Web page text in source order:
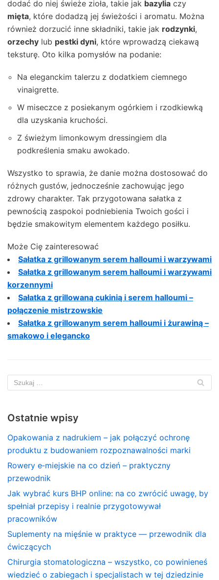
dodać do niej świeże zioła, takie jak bazylia czy
mięta, które dodadzą jej świeżości i aromatu. Można
również dorzucić inne składniki, takie jak rodzynki,
orzechy lub pestki dyni, które wprowadzą ciekawą
teksturę. Oto kilka pomysłów na podanie:
Na eleganckim talerzu z dodatkiem ciemnego
vinaigrette.
W miseczce z posiekanym ogórkiem i rzodkiewką
dla uzyskania kruchości.
Z świeżym limonkowym dressingiem dla
podkreślenia smaku awokado.
Wszystko to sprawia, że danie można dostosować do
różnych gustów, jednocześnie zachowując jego
zdrowy charakter. Tak przygotowana sałatka z
pewnością zaspokoi podniebienia Twoich gości i
będzie smakowitym elementem każdego posiłku.
Może Cię zainteresować
Sałatka z grillowanym serem halloumi i warzywami
Sałatka z grillowanym serem halloumi i warzywami
korzennymi
Sałatka z grillowaną cukinią i serem halloumi –
połączenie mistrzowskie
Sałatka z grillowanym serem halloumi i żurawiną –
smakowo i elegancko
Ostatnie wpisy
Opakowania z nadrukiem – jak połączyć ochronę
produktu z budowaniem rozpoznawalności marki
Rowery e‑miejskie na co dzień – praktyczny
przewodnik
Jak wybrać kurs BHP online: na co zwrócić uwagę, by
spełniał przepisy i realnie przygotowywał
pracowników
Suplementy na mięśnie w praktyce — przewodnik dla
ćwiczących
Chirurgia stomatologiczna – wszystko, co powinieneś
wiedzieć o zabiegach i specjalistach w tej dziedzinie